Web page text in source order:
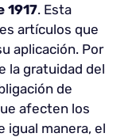
1917. Esta
artículos que
aplicación. Por
la gratuidad del
de
afecten los
igual manera, el